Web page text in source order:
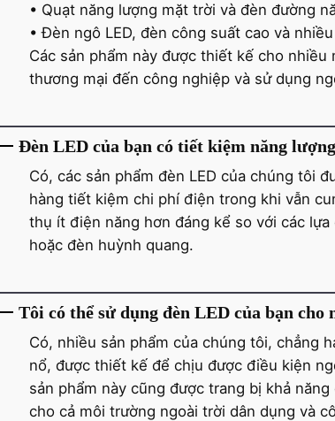
• Quạt năng lượng mặt trời và đèn đường
• Đèn ngô LED, đèn công suất cao và
Các sản phẩm này được thiết kế cho
thương mại đến công nghiệp và sử dụng
Đèn LED của bạn có tiết kiệm năng
Có, các sản phẩm đèn LED của chúng tôi
hàng tiết kiệm chi phí điện trong khi vẫn
thụ ít điện năng hơn đáng kể so với các
hoặc đèn huỳnh quang.
Tôi có thể sử dụng đèn LED của bạn
Có, nhiều sản phẩm của chúng tôi, chẳng
nổ, được thiết kế để chịu được điều kiện
sản phẩm này cũng được trang bị khả
cho cả môi trường ngoài trời dân dụng và